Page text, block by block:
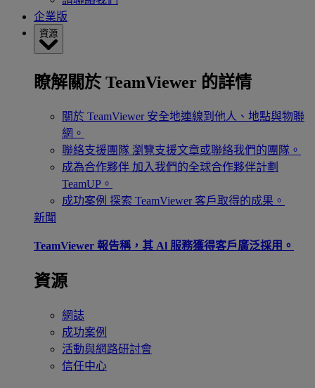
企業版
資源
瞭解關於 TeamViewer 的詳情
關於 TeamViewer 安全地連線到他人、地點與物聯
網。
聯絡支援團隊 瀏覽支援文章或聯絡我們的團隊。
成為合作夥伴 加入我們的全球合作夥伴計劃
TeamUP。
成功案例 探索 TeamViewer 客戶取得的成果。
新聞
TeamViewer 報告稱，其 Al 服務獲得客戶廣泛採用。
資源
網誌
成功案例
活動與網路研討會
信任中心